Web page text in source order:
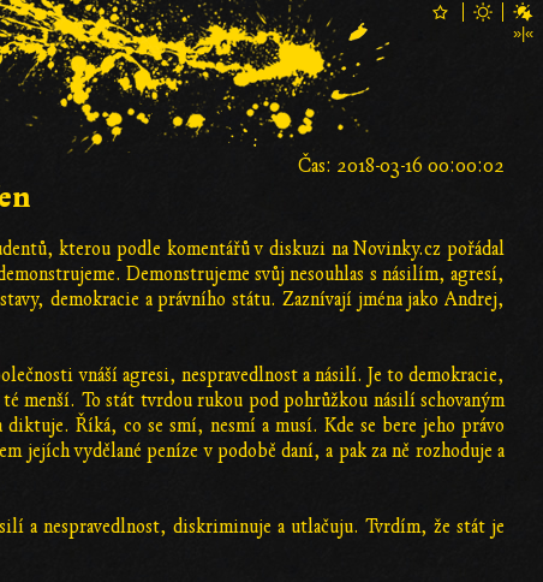
Čas: 2018-03-16 00:00:02
kterou podle komentářů v diskuzi na Novinky.cz pořádal
Demonstrujeme svůj nesouhlas s násilím, agresí,
demokracie a právního státu. Zaznívají jména jako Andrej,
vnáší agresi, nespravedlnost a násilí. Je to demokracie,
menší. To stát tvrdou rukou pod pohrůžkou násilí schovaným
Říká, co se smí, nesmí a musí. Kde se bere jeho právo
jejích vydělané peníze v podobě daní, a pak za ně rozhoduje a
a nespravedlnost, diskriminuje a utlačuju. Tvrdím, že stát je